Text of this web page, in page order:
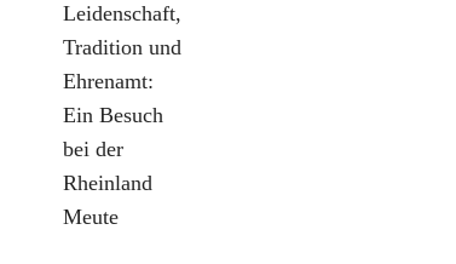
Leidenschaft,
Tradition und
Ehrenamt:
Ein Besuch
bei der
Rheinland
Meute